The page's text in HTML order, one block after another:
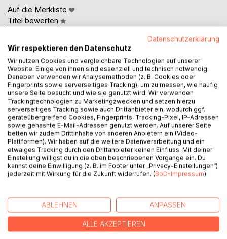
Auf die Merkliste
Titel bewerten
BESCHREIBUNG
Das neue Zeitalter hat begonnen. Die Spirituelle Meisterin
Ayleen Lyschamaya der Am-Ziel-Erleuchtung erklärt die
Spiritualität des vollständigen Bewusstseins. Im Kernpunkt
steht dabei die verbindende Mitte.
Die Botschaft der Am-Ziel-Erleuchtung lautet: Nehmt die
universelle Liebe an.
AUTOR/IN
Datenschutzerklärung
Wir respektieren den Datenschutz
Wir nutzen Cookies und vergleichbare Technologien auf unserer
Website. Einige von ihnen sind essenziell und technisch notwendig.
Daneben verwenden wir Analysemethoden (z. B. Cookies oder
Fingerprints sowie serverseitiges Tracking), um zu messen, wie häufig
unsere Seite besucht und wie sie genutzt wird. Wir verwenden
Trackingtechnologien zu Marketingzwecken und setzen hierzu
serverseitiges Tracking sowie auch Drittanbieter ein, wodurch ggf.
geräteübergreifend Cookies, Fingerprints, Tracking-Pixel, IP-Adressen
sowie gehashte E-Mail-Adressen genutzt werden. Auf unserer Seite
betten wir zudem Drittinhalte von anderen Anbietern ein (Video-
Plattformen). Wir haben auf die weitere Datenverarbeitung und ein
etwaiges Tracking durch den Drittanbieter keinen Einfluss. Mit deiner
Einstellung willigst du in die oben beschriebenen Vorgänge ein. Du
kannst deine Einwilligung (z. B. im Footer unter „Privacy-Einstellungen“)
jederzeit mit Wirkung für die Zukunft widerrufen. (BoD-Impressum)
ABLEHNEN ANPASSEN
ALLE AKZEPTIEREN